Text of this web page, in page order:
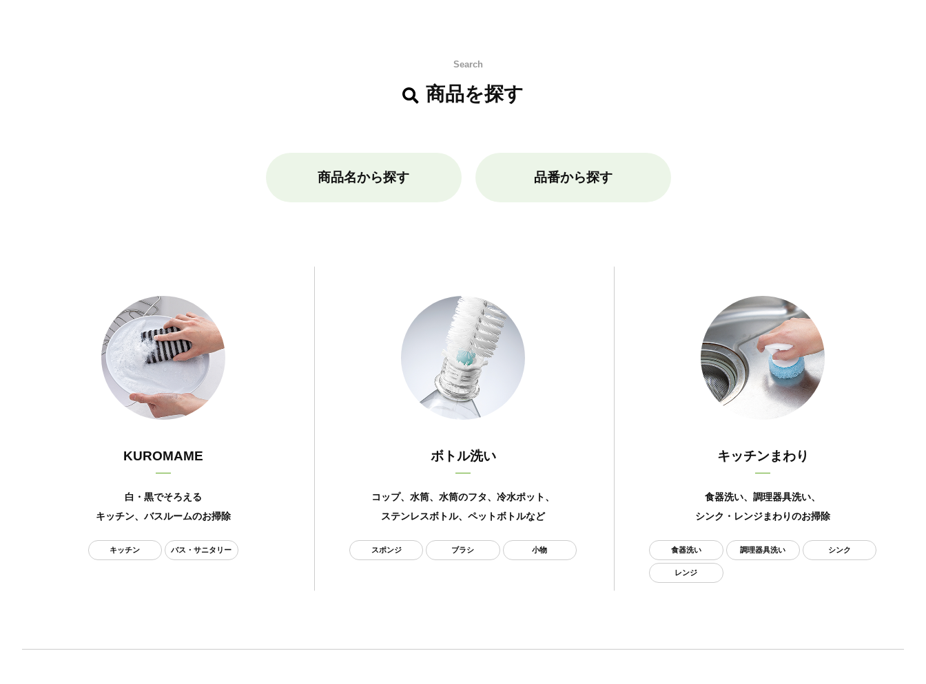
Search
商品を探す
商品名から探す 品番から探す
KUROMAME
白・黒でそろえる
キッチン、バスルームのお掃除
キッチン バス・サニタリー
ボトル洗い
コップ、水筒、水筒のフタ、冷水ポット、
ステンレスボトル、ペットボトルなど
スポンジ ブラシ 小物
キッチンまわり
食器洗い、調理器具洗い、
シンク・レンジまわりのお掃除
食器洗い 調理器具洗い シンク
レンジ